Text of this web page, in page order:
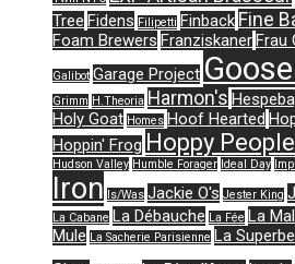
Tree Fidens Filipetti Finback Fine
Foam Brewers FranziskanerFrau
Galibot Garage Project
Grimm H.Theoria Harmon's
Holy Goat Homes Hoof Hearted
Hoppin' Frog Hoppy People
Hudson Valley Humble Forager Ideal Day
Iron Is/Was Jackie O's Jester King
La Cabane La Débauche La Fée La
Mule La Sacherie Parisienne La Superbe